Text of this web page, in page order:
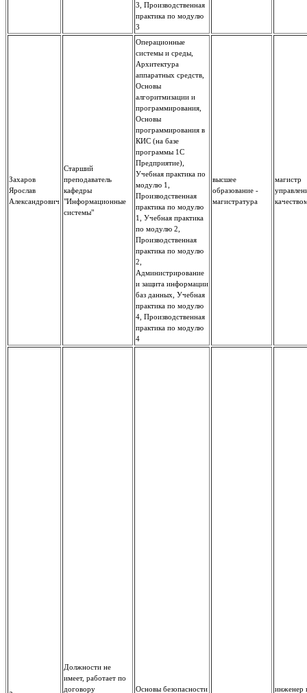
3, Производственная
практика по модулю
3
Захаров
Ярослав
Александрович
Старший
преподаватель
кафедры
"Информационные
системы"
Операционные
системы и среды,
Архитектура
аппаратных средств,
Основы
алгоритмизации и
программирования,
Основы
программирования в
КИС (на базе
программы 1С
Предприятие),
Учебная практика по
модулю 1,
Производственная
практика по модулю
1, Учебная практика
по модулю 2,
Производственная
практика по модулю
2,
Администрирование
и защита информации
баз данных, Учебная
практика по модулю
4, Производственная
практика по модулю
4
высшее
образование -
магистратура
магистр
Должности не
имеет, работает по
договору
Основы безопасности инженер